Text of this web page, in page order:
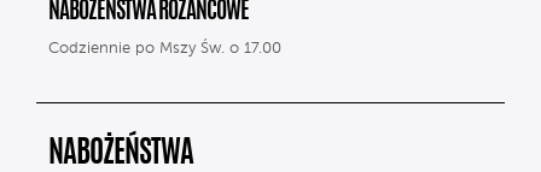
NABOŻEŃSTWA RÓŻAŃCOWE
Codziennie po Mszy Św. o 17.00
NABOŻEŃSTWA